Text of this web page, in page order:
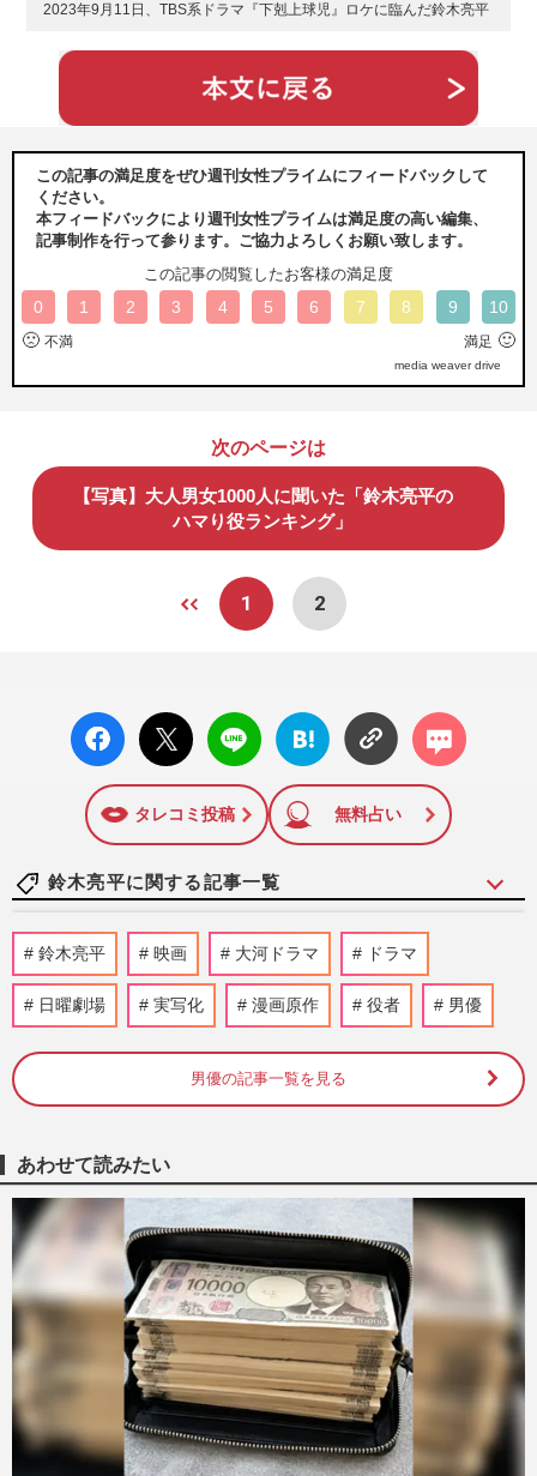
2023年9月11日、TBS系ドラマ『下剋上球児』ロケに臨んだ鈴木亮平
この記事の満足度をぜひ週刊女性プライムにフィードバックして
ください。
本フィードバックにより週刊女性プライムは満足度の高い編集、
記事制作を行って参ります。ご協力よろしくお願い致します。
この記事の閲覧したお客様の満足度
0 1 2 3 4 5 6 7 8 9 10
🙁 不満 満足 🙂
media weaver drive
次のページは
【写真】大人男女1000人に聞いた「鈴木亮平の
ハマり役ランキング」
1 2
facebo
ok い
X ポス
ト
LINE
はてな
ブック
に追加
コメン
ト
タレコミ投稿 無料占い
鈴木亮平に関する記事一覧
鈴木亮平の主演映画『TOKYO MER』完成
披露あいさつ“中止”の不穏「放映してほし
い」TBSに聞いた公開延期・…
週刊女性PRIME 2026/8/1
鈴木亮平『シティーハンター2』超大規模
撮影で「お力を…」エキストラ呼びかけ、
週刊女性PRIME
堤真一の『GIFT』は苦戦…日曜劇場「最
強の功労者」は 堺雅人か阿部寛か、次世
代・松坂桃李への期待と“世…
週刊女性PRIME
鈴木亮平主演、Netflix『シティハンター』
続編が決定！日曜劇場『リブート』の合間
を縫って撮影…秘められ…
週刊女性PRIME 2026/3/30
鈴木亮平 映画 大河ドラマ ドラマ
日曜劇場 実写化 漫画原作 役者 男優
男優の記事一覧を見る
あわせて読みたい